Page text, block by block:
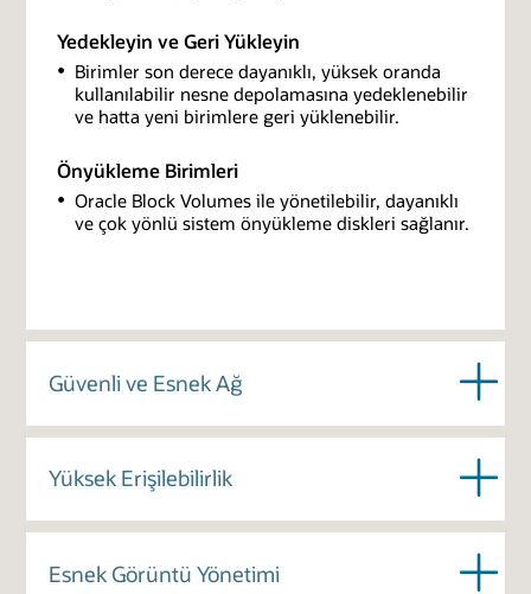
Yedekleyin ve Geri Yükleyin
Birimler son derece dayanıklı, yüksek oranda
kullanılabilir nesne depolamasına yedeklenebilir
ve hatta yeni birimlere geri yüklenebilir.
Önyükleme Birimleri
Oracle Block Volumes ile yönetilebilir, dayanıklı
ve çok yönlü sistem önyükleme diskleri sağlanır.
Güvenli ve Esnek Ağ
Tamamen özelleştirilebilir özel ağlar, mevcut ağ
Kurumsal veri merkeziniz ile VCN'niz arasında
Yüksek Erişilebilirlik
Uygulamaları çok bölgeli, çoklu Erişilebilirlik Etki
Esnek Görüntü Yönetimi